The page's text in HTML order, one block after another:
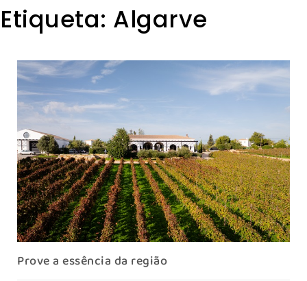
Etiqueta: Algarve
Prove a essência da região